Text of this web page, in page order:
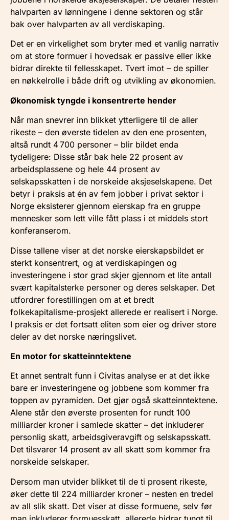
halvparten av lønningene i denne sektoren og står
bak over halvparten av all verdiskaping.
Det er en virkelighet som bryter med et vanlig narrativ
om at store formuer i hovedsak er passive eller ikke
bidrar direkte til fellesskapet. Tvert imot – de spiller
en nøkkelrolle i både drift og utvikling av økonomien.
Økonomisk tyngde i konsentrerte hender
Når man snevrer inn blikket ytterligere til de aller
rikeste – den øverste tidelen av den ene prosenten,
altså rundt 4 700 personer – blir bildet enda
tydeligere: Disse står bak hele 22 prosent av
arbeidsplassene og hele 44 prosent av
selskapsskatten i de norskeide aksjeselskapene. Det
betyr i praksis at én av fem jobber i privat sektor i
Norge eksisterer gjennom eierskap fra en gruppe
mennesker som lett ville fått plass i et middels stort
konferanserom.
Disse tallene viser at det norske eierskapsbildet er
sterkt konsentrert, og at verdiskapingen og
investeringene i stor grad skjer gjennom et lite antall
svært kapitalsterke personer og deres selskaper. Det
utfordrer forestillingen om at et bredt
folkekapitalisme-prosjekt allerede er realisert i Norge.
I praksis er det fortsatt eliten som eier og driver store
deler av det norske næringslivet.
En motor for skatteinntektene
Et annet sentralt funn i Civitas analyse er at det ikke
bare er investeringene og jobbene som kommer fra
toppen av pyramiden. Det gjør også skatteinntektene.
Alene står den øverste prosenten for rundt 100
milliarder kroner i samlede skatter – det inkluderer
personlig skatt, arbeidsgiveravgift og selskapsskatt.
Det tilsvarer 14 prosent av all skatt som kommer fra
norskeide selskaper.
Dersom man utvider blikket til de ti prosent rikeste,
øker dette til 224 milliarder kroner – nesten en tredel
av all slik skatt. Det viser at disse formuene, selv før